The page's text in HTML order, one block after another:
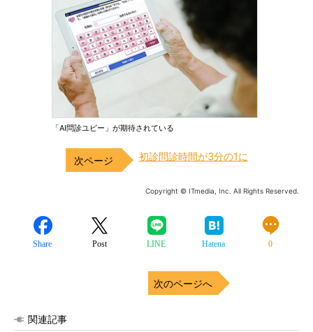
「AI問診ユビー」が期待されている
初診問診時間が3分の1に
Copyright © ITmedia, Inc. All Rights Reserved.
Share Post LINE Hatena 0
次のページへ
関連記事